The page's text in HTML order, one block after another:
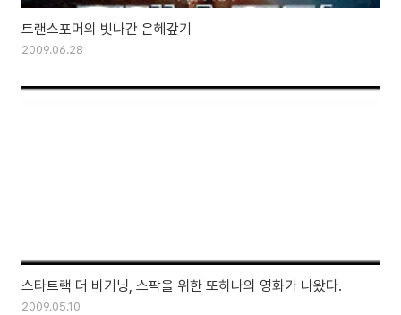
트랜스포머의 빗나간 은혜갚기
2009.06.28
스타트랙 더 비기닝, 스팍을 위한 또하나의 영화가 나왔다.
2009.05.10